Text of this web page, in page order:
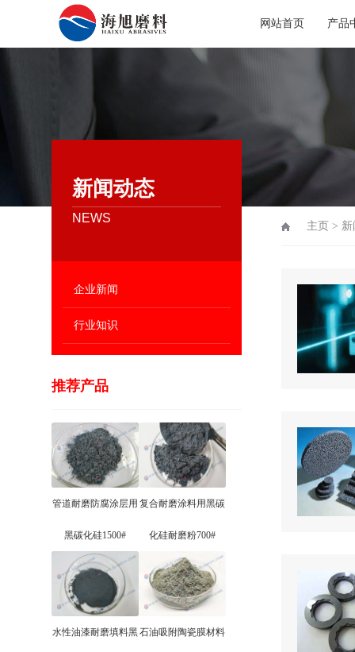
网站首页 产品
新闻动态
NEWS
企业新闻
行业知识
推荐产品
管道耐磨防腐涂层用
黑碳化硅1500#
复合耐磨涂料用黑碳
化硅耐磨粉700#
水性油漆耐磨填料黑石油吸附陶瓷膜材料
主页 >